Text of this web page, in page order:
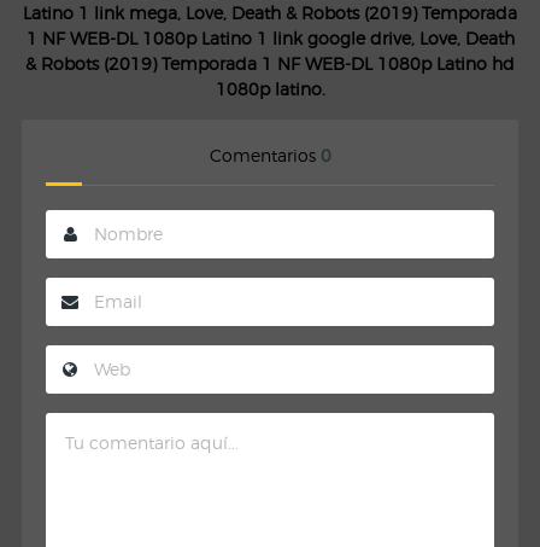
Latino 1 link mega, Love, Death & Robots (2019) Temporada
1 NF WEB-DL 1080p Latino 1 link google drive, Love, Death
& Robots (2019) Temporada 1 NF WEB-DL 1080p Latino hd
1080p latino.
Comentarios 0